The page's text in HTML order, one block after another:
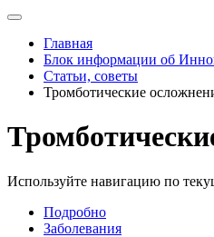
Главная
Блок информации об
Статьи, советы
Тромботические
Используйте навигацию по
Подробно
Заболевания